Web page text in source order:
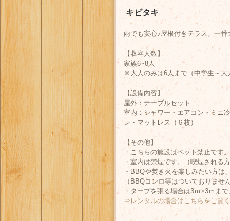
キビタキ
雨でも安心♪屋根付きテラス。一
【収容人数】
家族6~8人
※大人のみは6人まで（中学生～大
【設備内容】
屋外：テーブルセット
室内：シャワー・エアコン・ミニ
レ・マットレス（６枚）
【その他】
・こちらの施設はペット禁止です
・室内は禁煙です。（喫煙される
・BBQや焚き火を楽しみたい方は
（BBQコンロ等はついておりませ
・タープを張る場合は3ｍ×3ｍま
⇒レンタルの場合はこちらをご覧